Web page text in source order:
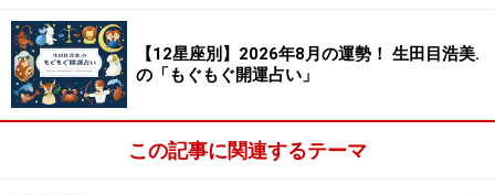
裏テーマは、メンテナンス。今日の疲れやストレスを明
日に残さないように、即日解消を目指して。いつでも最
高のコンディションを目指していきましょう。
＞【幸せのカルテ】他の星座が気になる人はこちら
【12星座別】2026年8月の運勢！ 生田目浩美.
の「もぐもぐ開運占い」
この記事に関連するテーマ